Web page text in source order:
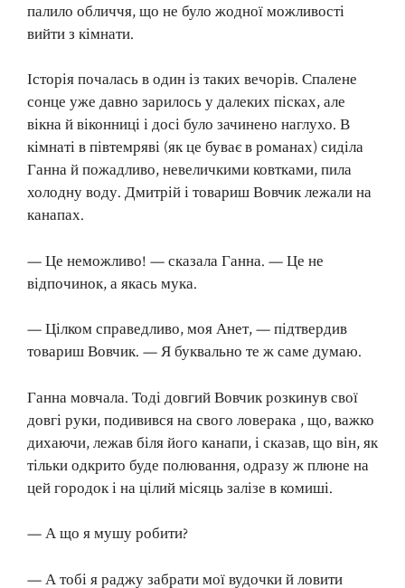
палило обличчя, що не було жодної можливості
вийти з кімнати.
Історія почалась в один із таких вечорів. Спалене
сонце уже давно зарилось у далеких пісках, але
вікна й віконниці і досі було зачинено наглухо. В
кімнаті в півтемряві (як це буває в романах) сиділа
Ганна й пожадливо, невеличкими ковтками, пила
холодну воду. Дмитрій і товариш Вовчик лежали на
канапах.
— Це неможливо! — сказала Ганна. — Це не
відпочинок, а якась мука.
— Цілком справедливо, моя Анет, — підтвердив
товариш Вовчик. — Я буквально те ж саме думаю.
Ганна мовчала. Тоді довгий Вовчик розкинув свої
довгі руки, подивився на свого ловерака , що, важко
дихаючи, лежав біля його канапи, і сказав, що він, як
тільки одкрито буде полювання, одразу ж плюне на
цей городок і на цілий місяць залізе в комиші.
— А що я мушу робити?
— А тобі я раджу забрати мої вудочки й ловити